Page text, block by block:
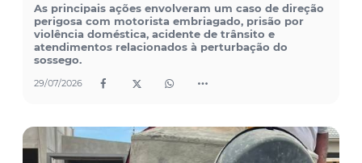
As principais ações envolveram um caso de direção
perigosa com motorista embriagado, prisão por
violência doméstica, acidente de trânsito e
atendimentos relacionados à perturbação do
sossego.
29/07/2026